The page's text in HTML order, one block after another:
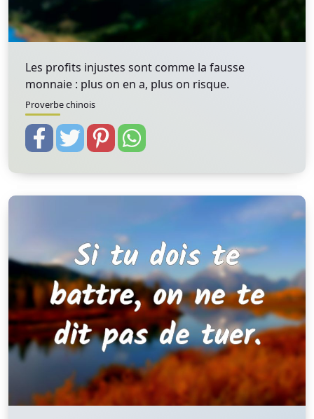
Les profits injustes sont comme la fausse
monnaie : plus on en a, plus on risque.
Proverbe chinois